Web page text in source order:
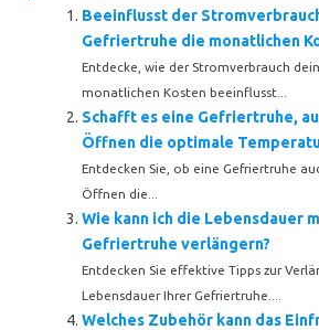
Beeinflusst der
Gefriertruhe die monatlichen
Entdecke, wie der Stromverbrauch
monatlichen Kosten beeinflusst...
Schafft es eine Gefriertruhe,
Öffnen die optimale
Entdecken Sie, ob eine Gefriertruhe
Öffnen die...
Wie kann ich die Lebensdauer
Gefriertruhe verlängern?
Entdecken Sie effektive Tipps zur
Lebensdauer Ihrer Gefriertruhe....
Welches Zubehör kann das